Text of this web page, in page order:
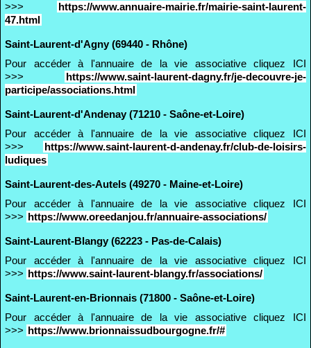
>>>
https://www.annuaire-mairie.fr/mairie-saint-laurent-
47.html
Saint-Laurent-d'Agny (69440 - Rhône)
Pour accéder à l'annuaire de la vie associative cliquez ICI
>>>
https://www.saint-laurent-dagny.fr/je-decouvre-je-
participe/associations.html
Saint-Laurent-d'Andenay (71210 - Saône-et-Loire)
Pour accéder à l'annuaire de la vie associative cliquez ICI
>>>
https://www.saint-laurent-d-andenay.fr/club-de-loisirs-
ludiques
Saint-Laurent-des-Autels (49270 - Maine-et-Loire)
Pour accéder à l'annuaire de la vie associative cliquez ICI
>>> https://www.oreedanjou.fr/annuaire-associations/
Saint-Laurent-Blangy (62223 - Pas-de-Calais)
Pour accéder à l'annuaire de la vie associative cliquez ICI
>>> https://www.saint-laurent-blangy.fr/associations/
Saint-Laurent-en-Brionnais (71800 - Saône-et-Loire)
Pour accéder à l'annuaire de la vie associative cliquez ICI
>>> https://www.brionnaissudbourgogne.fr/#